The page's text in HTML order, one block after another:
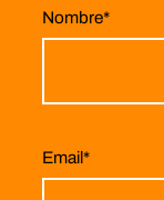
Nombre*
Email*